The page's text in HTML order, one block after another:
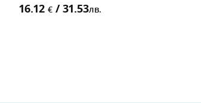
16.12 € / 31.53лв.